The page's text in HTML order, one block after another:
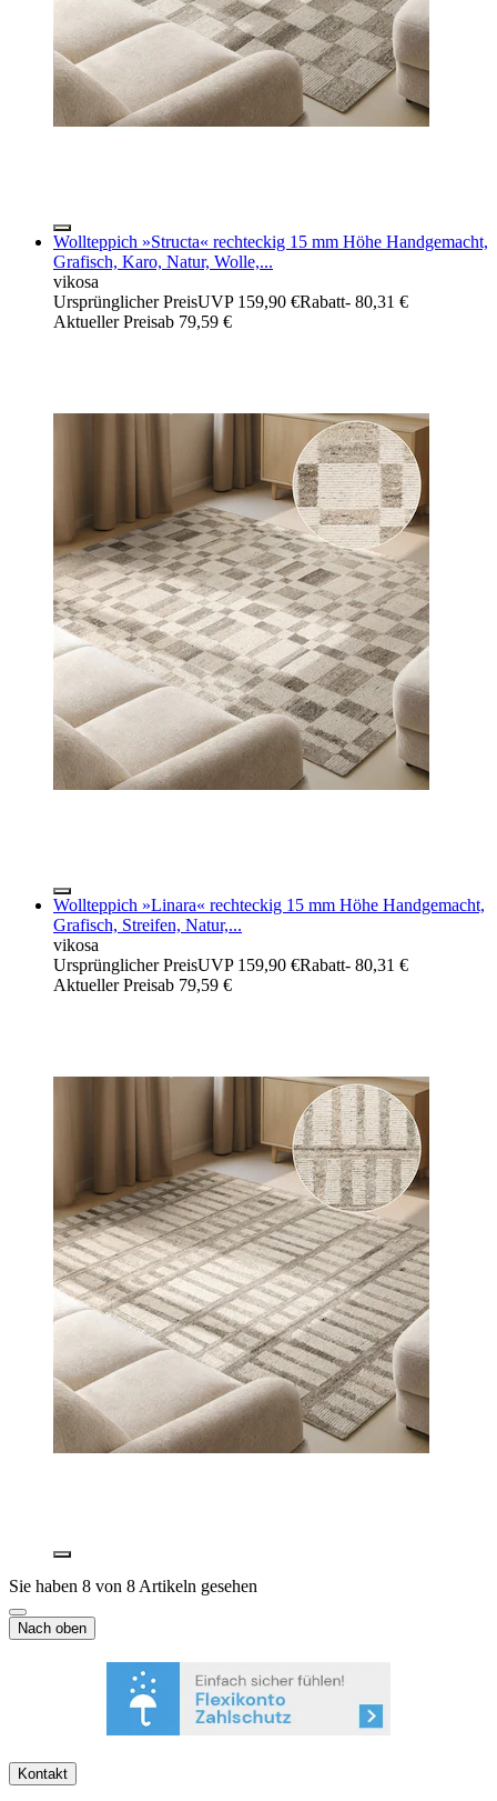
Wollteppich »Structa« rechteckig 15 mm Höhe Handgemacht,
Grafisch, Karo, Natur, Wolle,...
vikosa
Ursprünglicher PreisUVP 159,90 €Rabatt- 80,31 €
Aktueller Preisab 79,59 €
Wollteppich »Linara« rechteckig 15 mm Höhe Handgemacht,
Grafisch, Streifen, Natur,...
vikosa
Ursprünglicher PreisUVP 159,90 €Rabatt- 80,31 €
Aktueller Preisab 79,59 €
Sie haben 8 von 8 Artikeln gesehen
Nach oben
Kontakt